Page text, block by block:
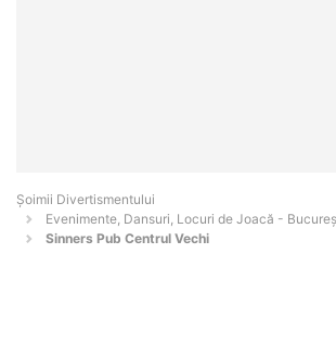
Şoimii Divertismentului
Evenimente, Dansuri, Locuri de Joacă -
Sinners Pub Centrul Vechi